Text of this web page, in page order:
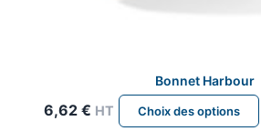
Bonnet Harbour
6,62 € HT Choix des options